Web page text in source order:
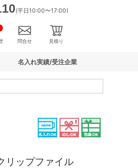
(平日10:00〜17:00)
問合せ 見積り
名入れ実績/受注企業
リップファイル